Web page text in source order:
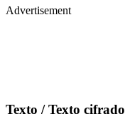
Advertisement
Texto / Texto cifrado